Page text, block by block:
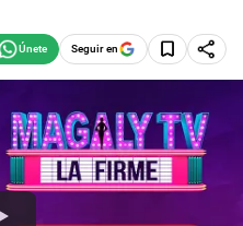
Seguir en